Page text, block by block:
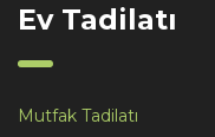
Ev Tadilatı
Mutfak Tadilatı